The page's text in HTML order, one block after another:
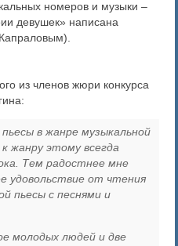
номеров и музыки –
девушек» написана
из членов жюри конкурса
в жанре музыкальной
жанру этому всегда
Тем радостнее мне
удовольствие от чтения
пьесы с песнями и
молодых людей и две